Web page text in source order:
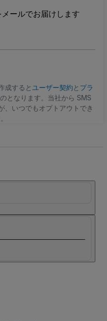
ールでお届けします
成すると ユーザー契約と プラ
となります。当社から SMS
、いつでもオプトアウトでき